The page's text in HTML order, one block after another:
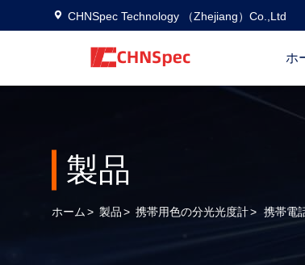
CHNSpec Technology （Zhejiang）Co.,Ltd
ホ
製品
ホーム> 製品> 携帯用色の分光光度計> 携帯電